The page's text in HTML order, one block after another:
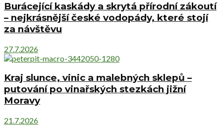
Burácející kaskády a skrytá přírodní zákoutí
– nejkrásnější české vodopády, které stojí
za návštěvu
27.7.2026
Kraj slunce, vinic a malebných sklepů –
putování po vinařských stezkách jižní
Moravy
21.7.2026